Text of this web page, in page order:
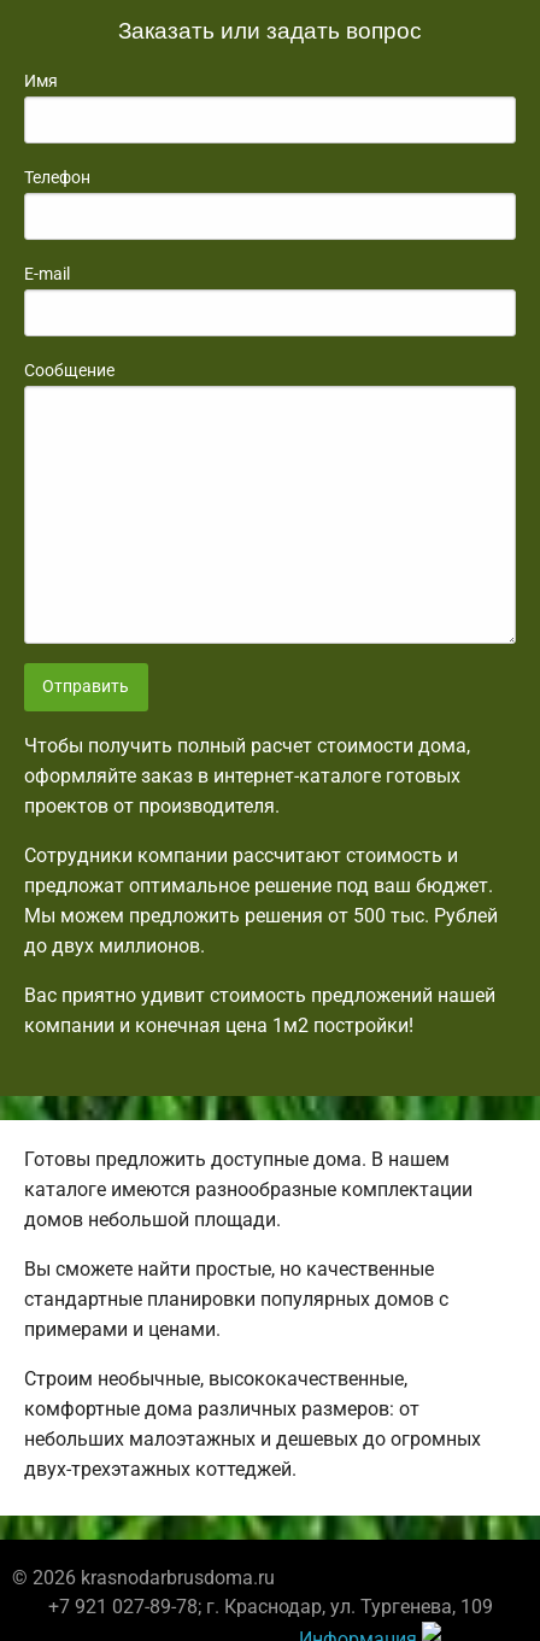
Заказать или задать вопрос
Имя
Телефон
E-mail
Сообщение
Отправить
Чтобы получить полный расчет стоимости дома,
оформляйте заказ в интернет-каталоге готовых
проектов от производителя.
Сотрудники компании рассчитают стоимость и
предложат оптимальное решение под ваш бюджет.
Мы можем предложить решения от 500 тыс. Рублей
до двух миллионов.
Вас приятно удивит стоимость предложений нашей
компании и конечная цена 1м2 постройки!
Готовы предложить доступные дома. В нашем
каталоге имеются разнообразные комплектации
домов небольшой площади.
Вы сможете найти простые, но качественные
стандартные планировки популярных домов с
примерами и ценами.
Строим необычные, высококачественные,
комфортные дома различных размеров: от
небольших малоэтажных и дешевых до огромных
двух-трехэтажных коттеджей.
© 2026 krasnodarbrusdoma.ru
+7 921 027-89-78; г. Краснодар, ул. Тургенева, 109